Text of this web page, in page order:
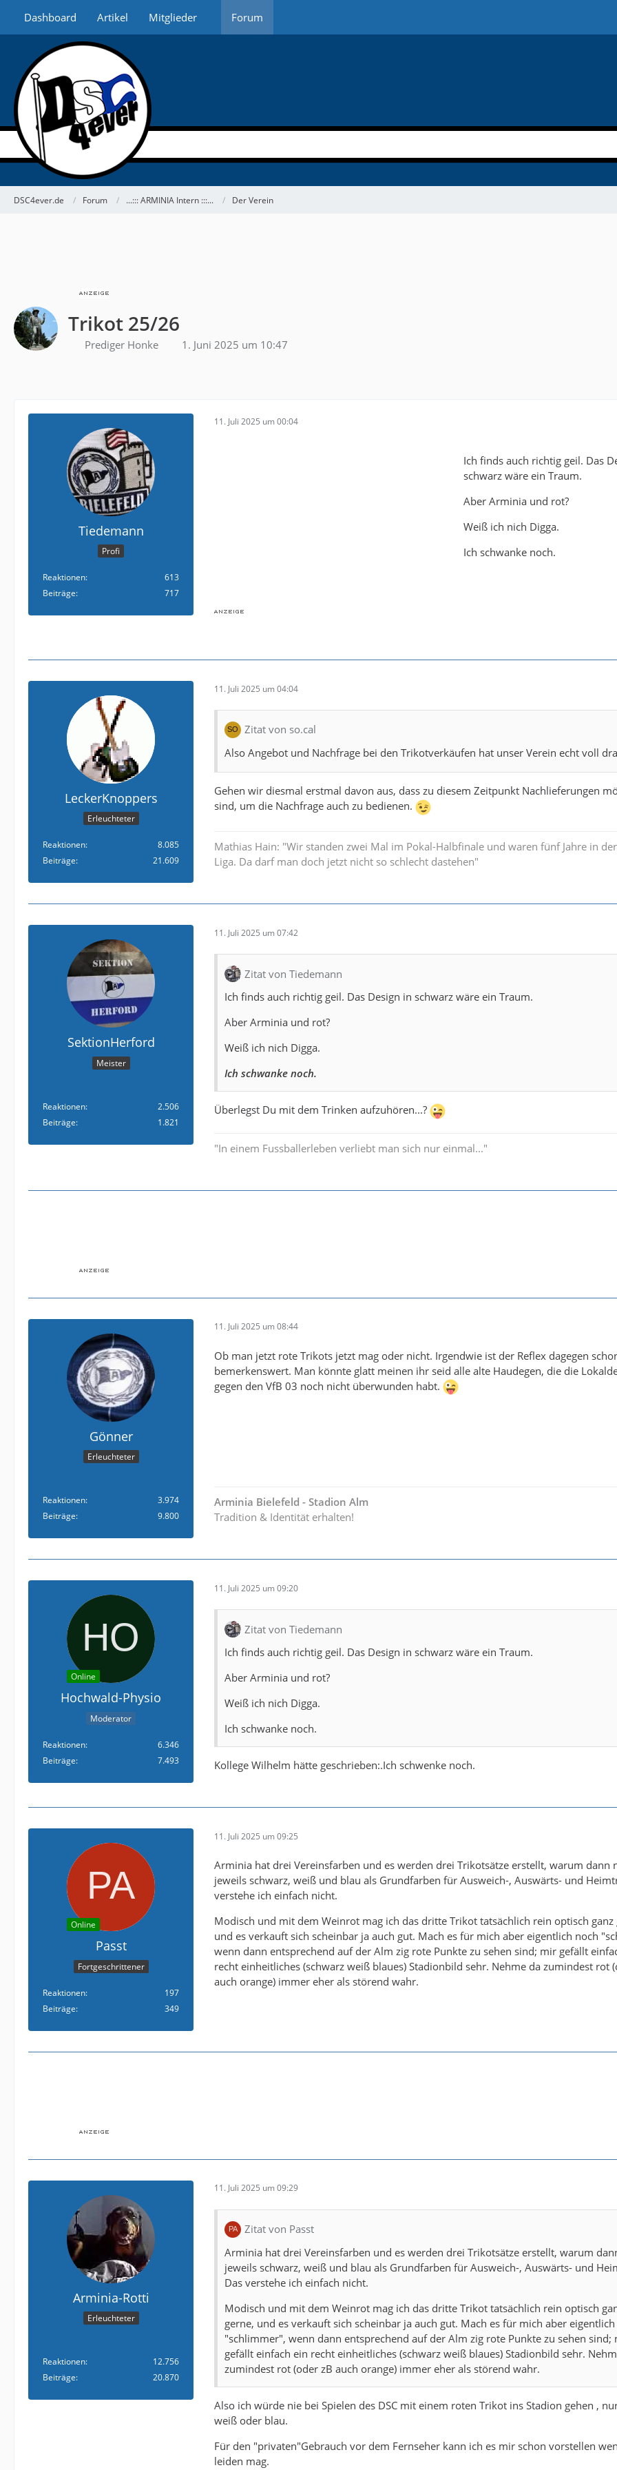
Dashboard Artikel Mitglieder Forum
DSC4ever.de Forum ...::: ARMINIA Intern :::... Der Verein
Trikot 25/26
Prediger Honke 1. Juni 2025 um 10:47
Tiedemann
Profi
Reaktionen
613
Beiträge
717
11. Juli 2025 um 00:04
Ich finds auch richtig geil. Das
schwarz wäre ein Traum.
Aber Arminia und rot?
Weiß ich nich Digga.
Ich schwanke noch.
LeckerKnoppers
Erleuchteter
Reaktionen
8.085
Beiträge
21.609
11. Juli 2025 um 04:04
Zitat von so.cal
Also Angebot und Nachfrage bei den Trikotverkäufen hat unser Verein echt voll
Gehen wir diesmal erstmal davon aus, dass zu diesem Zeitpunkt Nachlieferungen
sind, um die Nachfrage auch zu bedienen.
Mathias Hain: "Wir standen zwei Mal im Pokal-Halbfinale und waren fünf Jahre in
Liga. Da darf man doch jetzt nicht so schlecht dastehen"
SektionHerford
Meister
Reaktionen
2.506
Beiträge
1.821
11. Juli 2025 um 07:42
Zitat von Tiedemann
Ich finds auch richtig geil. Das Design in schwarz wäre ein Traum.
Aber Arminia und rot?
Weiß ich nich Digga.
Ich schwanke noch.
Überlegst Du mit dem Trinken aufzuhören...?
"In einem Fussballerleben verliebt man sich nur einmal..."
Gönner
Erleuchteter
Reaktionen
3.974
Beiträge
9.800
11. Juli 2025 um 08:44
Ob man jetzt rote Trikots jetzt mag oder nicht. Irgendwie ist der Reflex dagegen
bemerkenswert. Man könnte glatt meinen ihr seid alle alte Haudegen, die die
gegen den VfB 03 noch nicht überwunden habt.
Arminia Bielefeld - Stadion Alm
Tradition & Identität erhalten!
Online
Hochwald-Physio
Moderator
Reaktionen
6.346
Beiträge
7.493
11. Juli 2025 um 09:20
Zitat von Tiedemann
Ich finds auch richtig geil. Das Design in schwarz wäre ein Traum.
Aber Arminia und rot?
Weiß ich nich Digga.
Ich schwanke noch.
Kollege Wilhelm hätte geschrieben:.Ich schwenke noch.
Online
Passt
Fortgeschrittener
Reaktionen
197
Beiträge
349
11. Juli 2025 um 09:25
Arminia hat drei Vereinsfarben und es werden drei Trikotsätze erstellt, warum dann
jeweils schwarz, weiß und blau als Grundfarben für Ausweich-, Auswärts- und
verstehe ich einfach nicht.
Modisch und mit dem Weinrot mag ich das dritte Trikot tatsächlich rein optisch ganz
und es verkauft sich scheinbar ja auch gut. Mach es für mich aber eigentlich noch
wenn dann entsprechend auf der Alm zig rote Punkte zu sehen sind; mir gefällt
recht einheitliches (schwarz weiß blaues) Stadionbild sehr. Nehme da zumindest rot
auch orange) immer eher als störend wahr.
Arminia-Rotti
Erleuchteter
Reaktionen
12.756
Beiträge
20.870
11. Juli 2025 um 09:29
Zitat von Passt
Arminia hat drei Vereinsfarben und es werden drei Trikotsätze erstellt, warum
jeweils schwarz, weiß und blau als Grundfarben für Ausweich-, Auswärts- und
Das verstehe ich einfach nicht.
Modisch und mit dem Weinrot mag ich das dritte Trikot tatsächlich rein optisch
gerne, und es verkauft sich scheinbar ja auch gut. Mach es für mich aber
"schlimmer", wenn dann entsprechend auf der Alm zig rote Punkte zu sehen sind;
gefällt einfach ein recht einheitliches (schwarz weiß blaues) Stadionbild sehr.
zumindest rot (oder zB auch orange) immer eher als störend wahr.
Also ich würde nie bei Spielen des DSC mit einem roten Trikot ins Stadion gehen ,
weiß oder blau.
Für den "privaten"Gebrauch vor dem Fernseher kann ich es mir schon vorstellen
leiden mag.